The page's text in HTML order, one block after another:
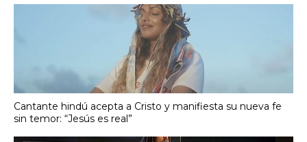
Cantante hindú acepta a Cristo y manifiesta su nueva fe
sin temor: “Jesús es real”